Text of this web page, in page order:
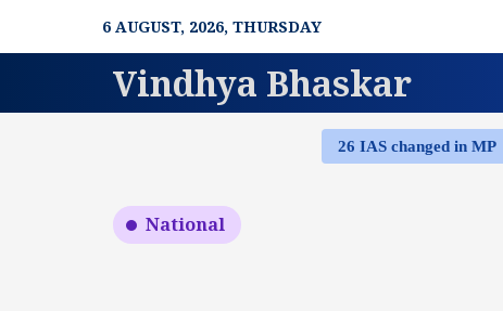
6 AUGUST, 2026, THURSDAY
Vindhya Bhaskar
26 IAS changed in MP
National